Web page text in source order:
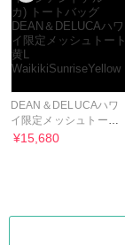
DEAN＆DELUCAハワ
イ限定メッシュトート
黄L
¥15,680